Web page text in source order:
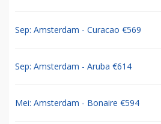
Sep: Amsterdam - Curacao €569
Sep: Amsterdam - Aruba €614
Mei: Amsterdam - Bonaire €594